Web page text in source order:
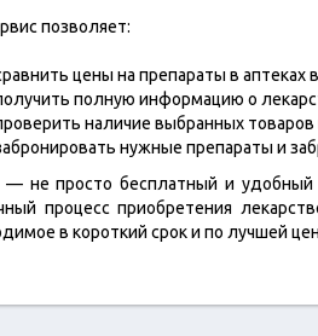
позволяет:
цены на препараты в аптеках
полную информацию о
наличие выбранных товаров
нужные препараты и
не просто бесплатный и удобный
процесс приобретения
в короткий срок и по лучшей